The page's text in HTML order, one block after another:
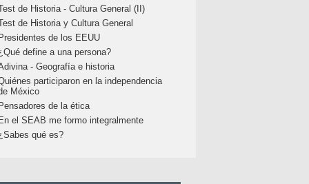
de Historia - Cultura General (II)
de Historia y Cultura General
de los EEUU
define a una persona?
- Geografía e historia
participaron en la independencia
México
de la ética
el SEAB me formo integralmente
qué es?